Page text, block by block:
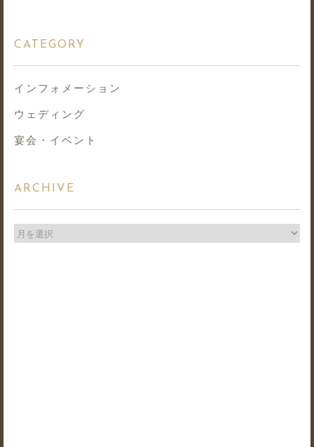
CATEGORY
インフォメーション
ウェディング
宴会・イベント
ARCHIVE